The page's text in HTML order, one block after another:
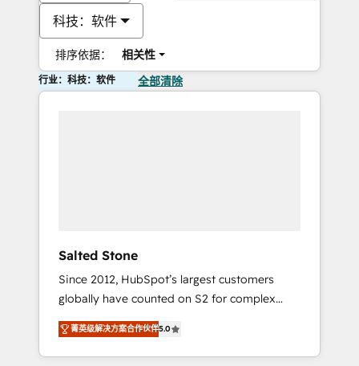
科技：软件
排序依据： 相关性
行业：科技：软件 全部清除
Salted Stone
Since 2012, HubSpot’s largest customers
globally have counted on S2 for complex
migrations, change management, systems
integration, and creative solutions that
deliver measurable impact and transform
菁英级解决方案合作伙伴5.0